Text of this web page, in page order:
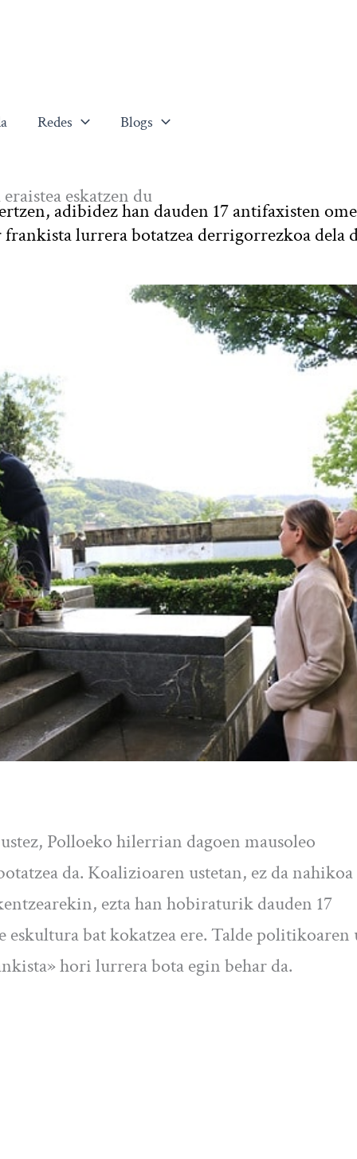
Redes Blogs
eskatzen du
adibidez han dauden 17 antifaxisten
lurrera botatzea derrigorrezkoa dela
Polloeko hilerrian dagoen mausoleo
da. Koalizioaren ustetan, ez da nahikoa
ezta han hobiraturik dauden 17
bat kokatzea ere. Talde politikoaren
hori lurrera bota egin behar da.